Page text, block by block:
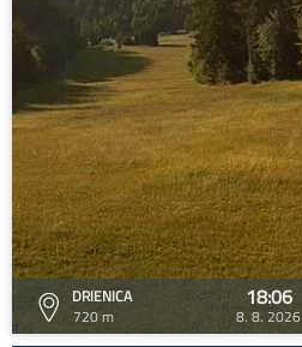
DRIENICA
720 m
18:06
8. 8. 2026